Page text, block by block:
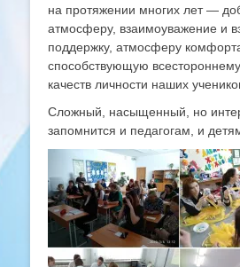
на протяжении многих лет —
атмосферу, взаимоуважение и
поддержку, атмосферу
способствующую
качеств личности наших
Сложный, насыщенный, но
запомнится и педагогам, и